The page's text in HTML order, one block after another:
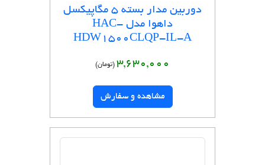
دوربین مدار بسته 5 مگاپیکسل
داهوا مدل HAC-
HDW1500CLQP-IL-A
3,630,000 (تومان)
مشاهده و سفارش